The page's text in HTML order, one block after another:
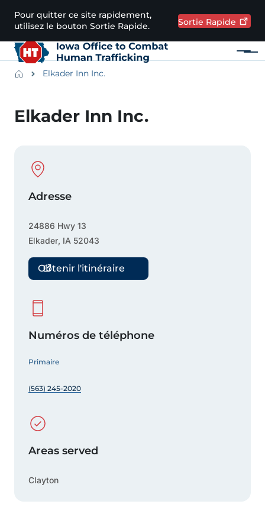
Passer au contenu principal
Pour quitter ce site rapidement,
utilisez le bouton Sortie Rapide.
Sortie Rapide
Menu
BreadcrumbsElkader Inn Inc.
Elkader Inn Inc.
Physical Location
Adresse
24886 Hwy 13
Elkader, IA 52043
Obtenir l'itinéraire
Numéros de téléphone
Primaire
(563) 245-2020
Areas served
Clayton